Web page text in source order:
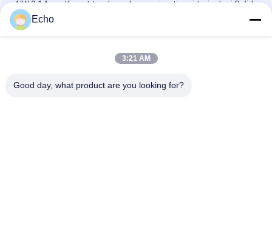
AIW 0,14mm Kawat tembaga kemurnian tinggi terisolasi Solid
enamel
AIW220 0.14mm Hot Wind Enameled Copper Wire untuk Listrik
Gauge 35 AWG Kawat tembaga enamel Kawat magnet yang
Echo
3:21 AM
Good day, what product are you looking for?